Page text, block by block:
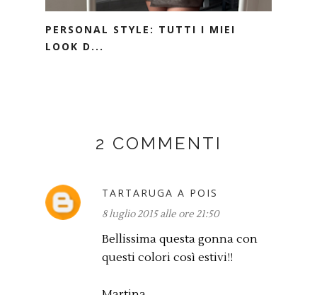
PERSONAL STYLE: TUTTI I MIEI
LOOK D...
2 COMMENTI
TARTARUGA A POIS
8 luglio 2015 alle ore 21:50
Bellissima questa gonna con
questi colori così estivi!!